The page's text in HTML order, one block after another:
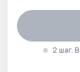
2 шаг.